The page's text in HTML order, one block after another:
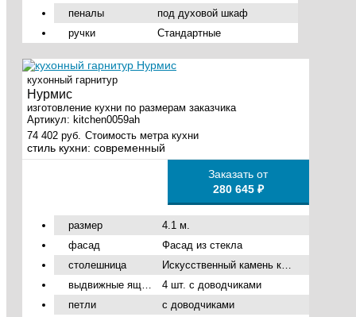
пеналы
под духовой шкаф
ручки
Стандартные
кухонный гарнитур
Нурмис
изготовление кухни по размерам заказчика
Артикул: kitchen0059ah
74 402 руб. Стоимость метра кухни
стиль кухни: современный
Заказать от
280 645 ₽
размер
4.1 м.
фасад
Фасад из стекла
столешница
Искусственный камень кварц
4 шт. с доводчиками
петли
с доводчиками